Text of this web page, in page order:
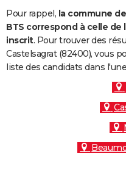
COPAINS D'AVANT
S'inscrire
Se connecter
Lycées
Collèges
Primaires
Universités
Entreprises
Service militaire
Avis de recherche
AVIS DE DÉCÈS
FORUM
Pour rappel, la commune
BTS correspond à celle
inscrit. Pour trouver des
Castelsagrat (82400), vous
liste des candidats dans